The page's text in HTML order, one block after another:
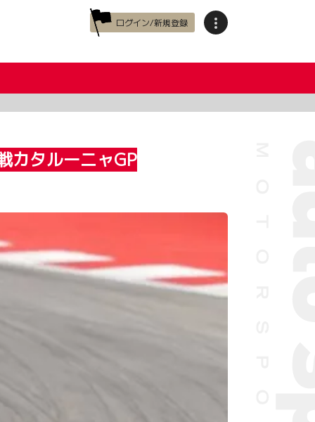
ログイン/新規登録
カタルーニャGP